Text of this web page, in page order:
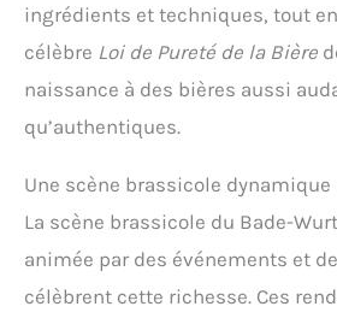
ingrédients et techniques, tout
célèbre Loi de Pureté de la Bière
naissance à des bières aussi
qu’authentiques.
Une scène brassicole dynamique
La scène brassicole du Bade-
animée par des événements et
célèbrent cette richesse. Ces